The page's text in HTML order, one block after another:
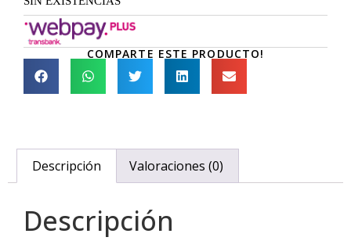
COMPARTE ESTE PRODUCTO!
Descripción Valoraciones (0)
Descripción